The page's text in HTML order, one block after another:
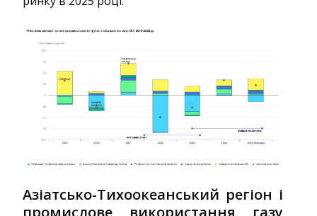
Азіатсько-Тихоокеанський регіон і
промислове використання газу